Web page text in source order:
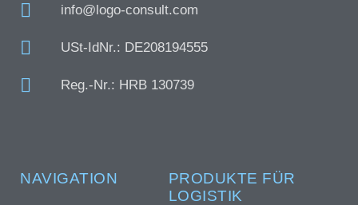
info@logo-consult.com
USt-IdNr.: DE208194555
Reg.-Nr.: HRB 130739
NAVIGATION
PRODUKTE FÜR
LOGISTIK